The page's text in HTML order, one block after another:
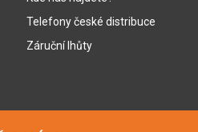
Telefony české distribuce
Záruční lhůty